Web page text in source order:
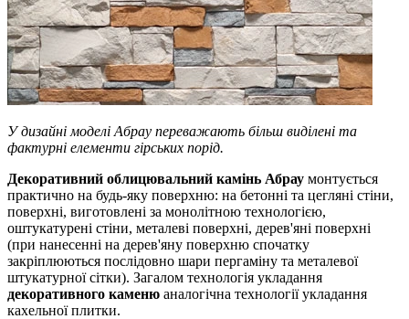
У дизайні моделі Абрау переважають більш виділені та
фактурні елементи гірських порід.
Декоративний облицювальний камінь Абрау монтується
практично на будь-яку поверхню: на бетонні та цегляні стіни,
поверхні, виготовлені за монолітною технологією,
оштукатурені стіни, металеві поверхні, дерев'яні поверхні
(при нанесенні на дерев'яну поверхню спочатку
закріплюються послідовно шари пергаміну та металевої
штукатурної сітки). Загалом технологія укладання
декоративного каменю аналогічна технології укладання
кахельної плитки.